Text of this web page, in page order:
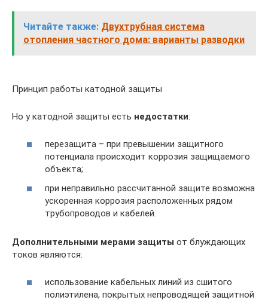
Читайте также: Двухтрубная система
отопления частного дома: варианты разводки
Принцип работы катодной защиты
Но у катодной защиты есть недостатки:
перезащита – при превышении защитного
потенциала происходит коррозия защищаемого
объекта;
при неправильно рассчитанной защите возможна
ускоренная коррозия расположенных рядом
трубопроводов и кабелей.
Дополнительными мерами защиты от блуждающих
токов являются:
использование кабельных линий из сшитого
полиэтилена, покрытых непроводящей защитной